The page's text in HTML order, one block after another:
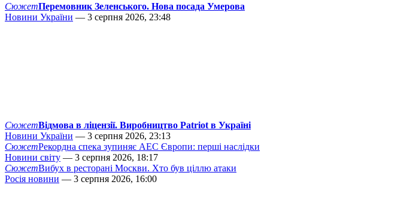
СюжетПеремовник Зеленського. Нова посада Умерова
Новини України — 3 серпня 2026, 23:48
СюжетВідмова в ліцензії. Виробництво Patriot в Україні
Новини України — 3 серпня 2026, 23:13
СюжетРекордна спека зупиняє АЕС Європи: перші наслідки
Новини світу — 3 серпня 2026, 18:17
СюжетВибух в ресторані Москви. Хто був ціллю атаки
Росія новини — 3 серпня 2026, 16:00